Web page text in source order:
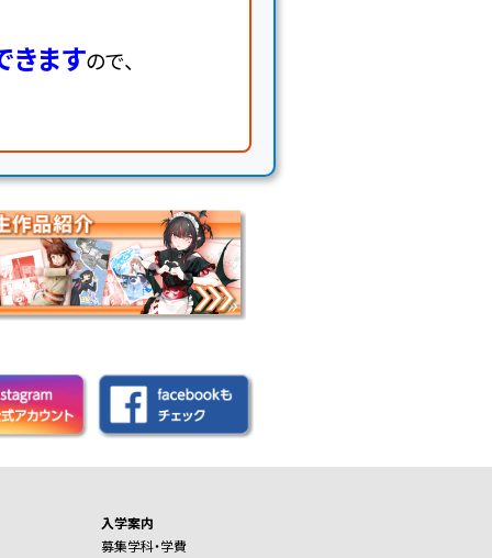
きますので、
入学案内
募集学科・学費